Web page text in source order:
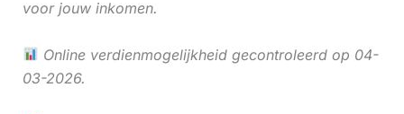
voor jouw inkomen.
Online verdienmogelijkheid gecontroleerd op 04-
03-2026.